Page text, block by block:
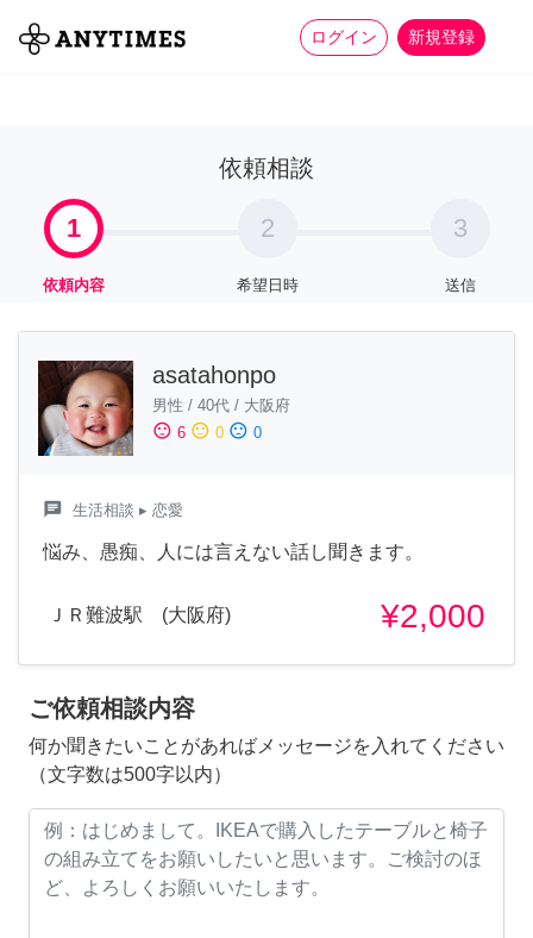
ログイン 新規登録
全て 家事 more_horiz
依頼相談
1
依頼内容
2
希望日時
3
送信
asatahonpo
男性 / 40代 / 大阪府
sentiment_satisfied 6 sentiment_neutral 0 sentiment_dissatisfied 0
chat 生活相談 ▸ 恋愛
悩み、愚痴、人には言えない話し聞きます。
ＪＲ難波駅 (大阪府) ¥2,000
ご依頼相談内容
何か聞きたいことがあればメッセージを入れてください
（文字数は500字以内）